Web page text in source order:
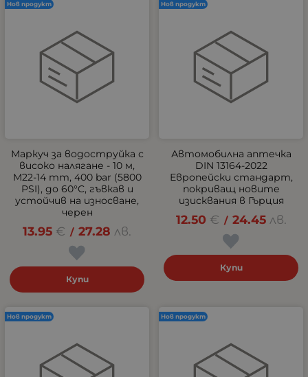
Маркуч за водоструйка с
високо налягане - 10 м,
M22-14 mm, 400 bar (5800
PSI), до 60°C, гъвкав и
устойчив на износване,
черен
13.95 € / 27.28 лв.
Купи
Нов продукт
Автомобилна аптечка
DIN 13164-2022
Европейски стандарт,
покриващ новите
изисквания в Гърция
12.50 € / 24.45 лв.
Купи
Нов продукт
Нов продукт Нов продукт